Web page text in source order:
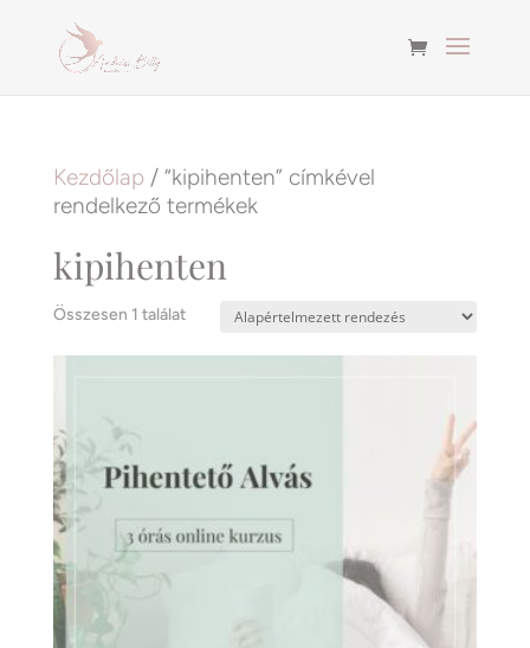
Kezdőlap / “kipihenten” címkével
rendelkező termékek
kipihenten
Összesen 1 találat